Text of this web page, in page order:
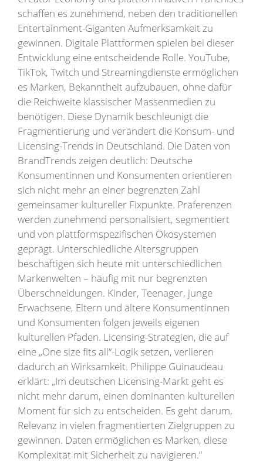
schaffen es zunehmend, neben den traditionellen
Entertainment-Giganten Aufmerksamkeit zu
gewinnen. Digitale Plattformen spielen bei dieser
Entwicklung eine entscheidende Rolle. YouTube,
TikTok, Twitch und Streamingdienste ermöglichen
es Marken, Bekanntheit aufzubauen, ohne dafür
die Reichweite klassischer Massenmedien zu
benötigen. Diese Dynamik beschleunigt die
Fragmentierung und verändert die Konsum- und
Licensing-Trends in Deutschland. Die Daten von
BrandTrends zeigen deutlich: Deutsche
Konsumentinnen und Konsumenten orientieren
sich nicht mehr an einer begrenzten Zahl
gemeinsamer kultureller Fixpunkte. Präferenzen
werden zunehmend personalisiert, segmentiert
und von plattformspezifischen Ökosystemen
geprägt. Unterschiedliche Altersgruppen
beschäftigen sich heute mit unterschiedlichen
Markenwelten – häufig mit nur begrenzten
Überschneidungen. Kinder, Teenager, junge
Erwachsene, Eltern und ältere Konsumentinnen
und Konsumenten folgen jeweils eigenen
kulturellen Pfaden. Licensing-Strategien, die auf
eine „One size fits all“-Logik setzen, verlieren
dadurch an Wirksamkeit. Philippe Guinaudeau
erklärt: „Im deutschen Licensing-Markt geht es
nicht mehr darum, einen dominanten kulturellen
Moment für sich zu entscheiden. Es geht darum,
Relevanz in vielen fragmentierten Zielgruppen zu
gewinnen. Daten ermöglichen es Marken, diese
Komplexität mit Sicherheit zu navigieren.“